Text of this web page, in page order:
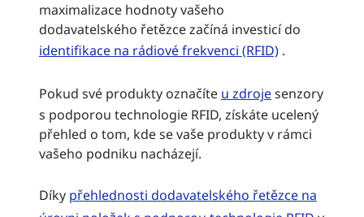
maximalizace hodnoty vašeho
dodavatelského řetězce začíná investicí do
identifikace na rádiové frekvenci (RFID) .
Pokud své produkty označíte u zdrojesenzory
s podporou technologie RFID, získáte ucelený
přehled o tom, kde se vaše produkty v rámci
vašeho podniku nacházejí.
Díky přehlednosti dodavatelského řetězce na